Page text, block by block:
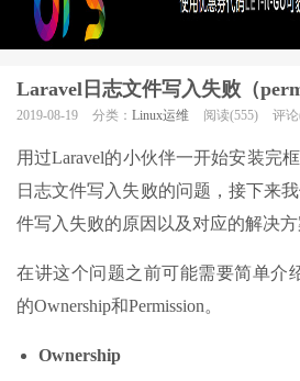
Laravel日志文件写入失败（
2019-08-19 分类： Linux运维 阅读(555) 评
用过Laravel的小伙伴一开始安装完
日志文件写入失败的问题，接下来
件写入失败的原因以及对应的解决方
在讲这个问题之前可能需要简单介
的Ownership和Permission。
Ownership